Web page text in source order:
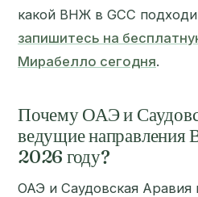
какой ВНЖ в GCC
запишитесь на
Мирабелло сегодня.
Почему ОАЭ и
ведущие направления
2026 году?
ОАЭ и Саудовская Аравия